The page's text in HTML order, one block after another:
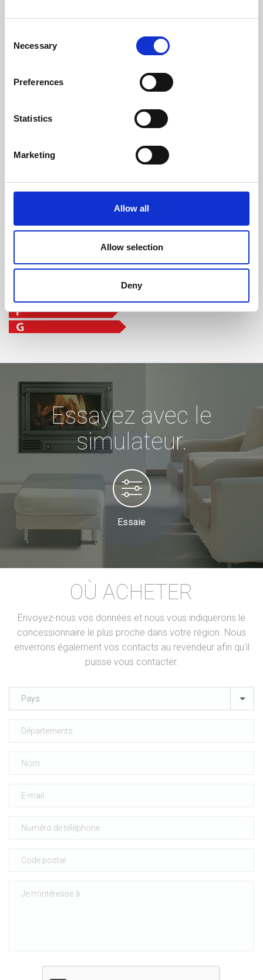
Selection
Necessary
Preferences
Statistics
Marketing
Allow all
Allow selection
Deny
Puissance
8 kW
Essayez avec le
simulateur.
Essaie
OÙ ACHETER
Envoyez-nous vos données et nous vous indiquerons le
concessionnaire le plus proche dans votre région. Nous
enverrons également vos contacts au revendeur afin qu'il
puisse vous contacter.
Pays